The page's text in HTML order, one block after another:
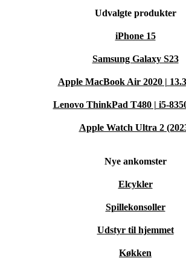
Udvalgte produkter
iPhone 15
Samsung Galaxy S23
Apple MacBook Air 2020 |
Lenovo ThinkPad T480 | i5-
Apple Watch Ultra 2
Nye ankomster
Elcykler
Spillekonsoller
Udstyr til hjemmet
Køkken